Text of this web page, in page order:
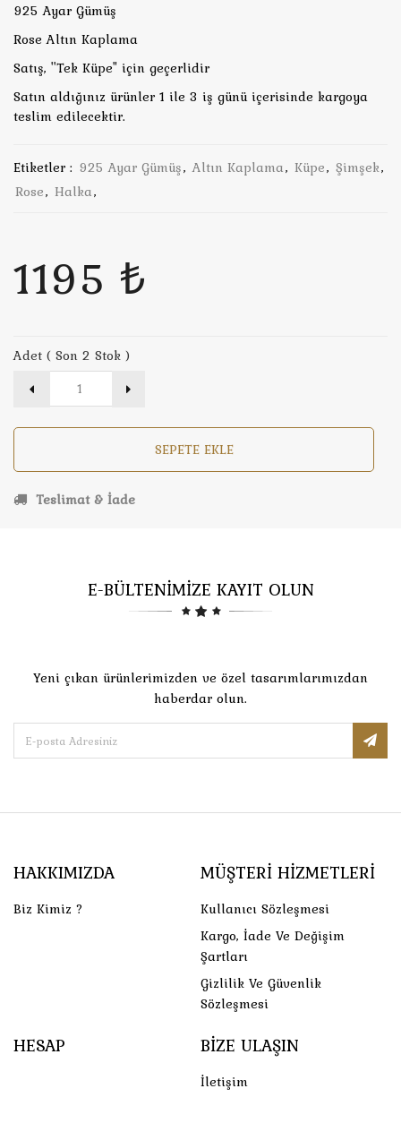
925 Ayar Gümüş
Rose Altın Kaplama
Satış, ''Tek Küpe" için geçerlidir
Satın aldığınız ürünler 1 ile 3 iş günü içerisinde kargoya
teslim edilecektir.
Etiketler : 925 Ayar Gümüş, Altın Kaplama, Küpe, Şimşek,
Rose, Halka,
1195 ₺
Adet ( Son 2 Stok )
SEPETE EKLE
Teslimat & İade
E-BÜLTENİMİZE KAYIT OLUN
Yeni çıkan ürünlerimizden ve özel tasarımlarımızdan
haberdar olun.
HAKKIMIZDA
Biz Kimiz ?
MÜŞTERI HIZMETLERI
Kullanıcı Sözleşmesi
Kargo, İade Ve Değişim
Şartları
Gizlilik Ve Güvenlik
Sözleşmesi
HESAP BIZE ULAŞIN
İletişim